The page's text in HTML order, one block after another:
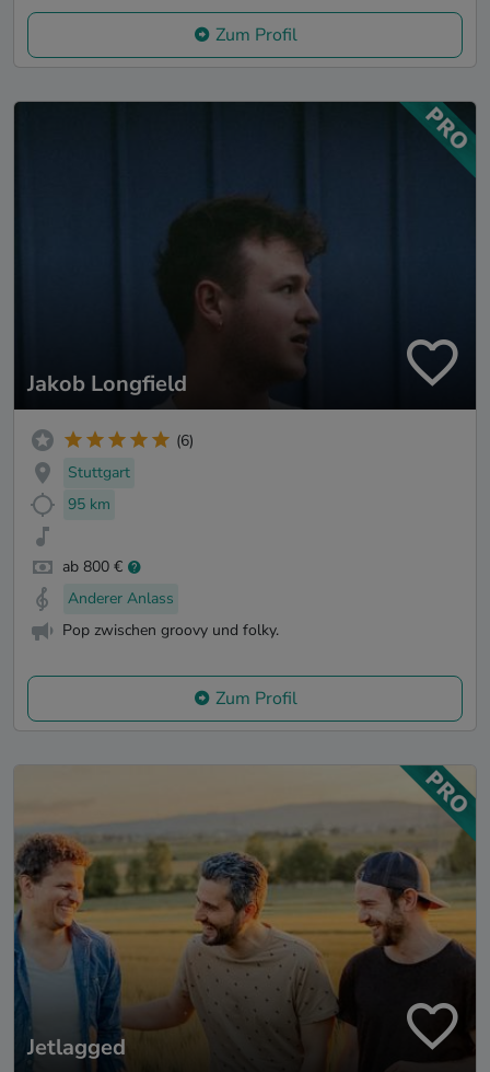
Zum Profil
Jakob Longfield
(6)
Stuttgart
95 km
ab 800 €
Anderer Anlass
Pop zwischen groovy und folky.
Zum Profil
Jetlagged